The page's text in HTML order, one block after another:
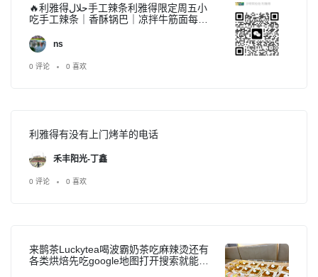
门，三种方式随心选～
🔥利雅得حلال手工辣条利雅得限定周五小
吃手工辣条｜香酥锅巴｜凉拌牛筋面每周
纯手工现拌现做，地道国内街边口味，异
国也能吃到家乡小吃需要的可以加微信私
信预定也可进群
ns
0 评论 0 喜欢
利雅得有没有上门烤羊的电话
禾丰阳光-丁鑫
0 评论 0 喜欢
来鹊茶Luckytea喝波霸奶茶吃麻辣烫还有
各类烘焙先吃google地图打开搜索就能找